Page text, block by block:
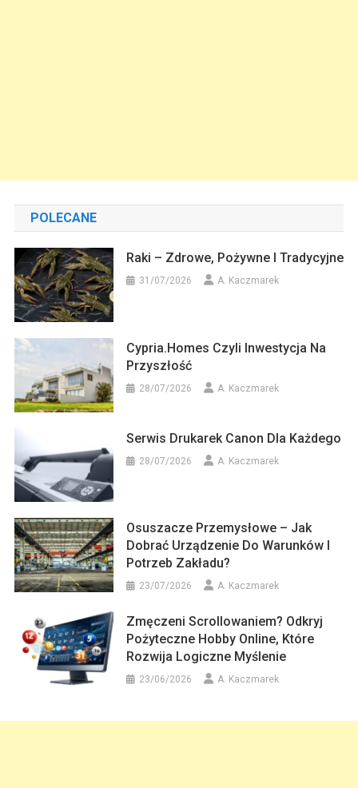
POLECANE
Raki – Zdrowe, Pożywne I Tradycyjne
31/07/2026 A. Kaczmarek
Cypria.homes Czyli Inwestycja Na
Przyszłość
28/07/2026 A. Kaczmarek
Serwis Drukarek Canon Dla Każdego
28/07/2026 A. Kaczmarek
Osuszacze Przemysłowe – Jak
Dobrać Urządzenie Do Warunków I
Potrzeb Zakładu?
23/07/2026 A. Kaczmarek
Zmęczeni Scrollowaniem? Odkryj
Pożyteczne Hobby Online, Które
Rozwija Logiczne Myślenie
23/06/2026 A. Kaczmarek